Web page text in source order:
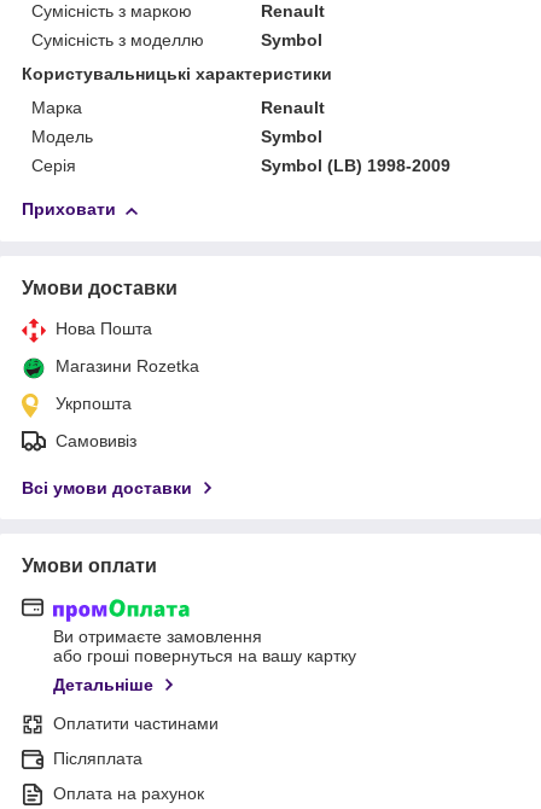
Сумісність з маркою
Renault
Сумісність з моделлю
Symbol
Користувальницькі характеристики
Марка
Renault
Модель
Symbol
Серія
Symbol (LB) 1998-2009
Приховати
Умови доставки
Нова Пошта
Магазини Rozetka
Укрпошта
Самовивіз
Всі умови доставки
Умови оплати
Ви отримаєте замовлення
або гроші повернуться на вашу картку
Детальніше
Оплатити частинами
Післяплата
Оплата на рахунок